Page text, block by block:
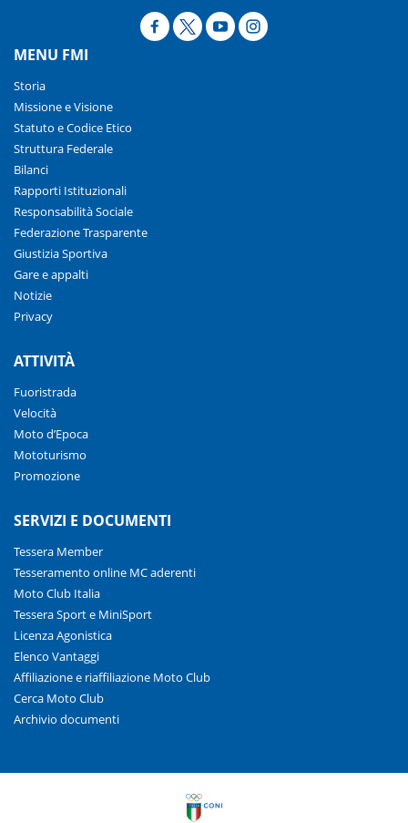
MENU FMI
Storia
Missione e Visione
Statuto e Codice Etico
Struttura Federale
Bilanci
Rapporti Istituzionali
Responsabilità Sociale
Federazione Trasparente
Giustizia Sportiva
Gare e appalti
Notizie
Privacy
ATTIVITÀ
Fuoristrada
Velocità
Moto d’Epoca
Mototurismo
Promozione
SERVIZI E DOCUMENTI
Tessera Member
Tesseramento online MC aderenti
Moto Club Italia
Tessera Sport e MiniSport
Licenza Agonistica
Elenco Vantaggi
Affiliazione e riaffiliazione Moto Club
Cerca Moto Club
Archivio documenti